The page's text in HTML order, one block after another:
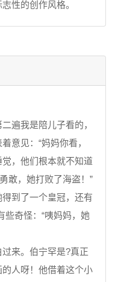
性的创作风格。
遍我是陪儿子看的，
意见：“妈妈你看，
，他们根本就不知道
敢，她打败了海盗！”
得到了一个皇冠，还有
些奇怪：“咦妈妈，她
来。伯宁罕是?真正
人呀！他借着这个小